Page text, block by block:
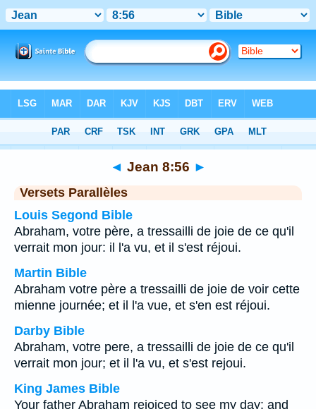
Chapitre 8> Verset 56
◄ Jean 8:56 ►
Versets Parallèles
Louis Segond Bible
Abraham, votre père, a tressailli de joie de ce qu'il
verrait mon jour: il l'a vu, et il s'est réjoui.
Martin Bible
Abraham votre père a tressailli de joie de voir cette
mienne journée; et il l'a vue, et s'en est réjoui.
Darby Bible
Abraham, votre pere, a tressailli de joie de ce qu'il
verrait mon jour; et il l'a vu, et s'est rejoui.
King James Bible
Your father Abraham rejoiced to see my day: and